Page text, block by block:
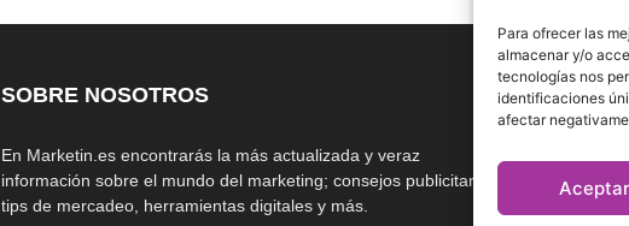
Para ofrecer las
almacenar y/o
tecnologías nos
identificaciones
afectar
Aceptar
SOBRE NOSOTROS
En Marketin.es encontrarás la más actualizada y veraz
información sobre el mundo del marketing; consejos publicitarios,
tips de mercadeo, herramientas digitales y más.